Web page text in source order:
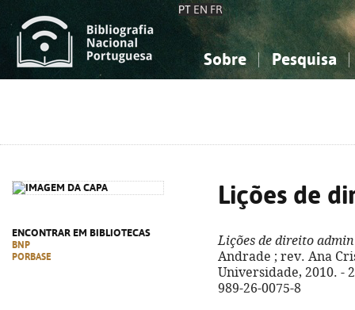
PT EN FR
Sobre Pesquisa
ENCONTRAR EM BIBLIOTECAS
BNP
PORBASE
Lições de
Lições de direito
Andrade ; rev. Ana
Universidade, 2010. -
989-26-0075-8